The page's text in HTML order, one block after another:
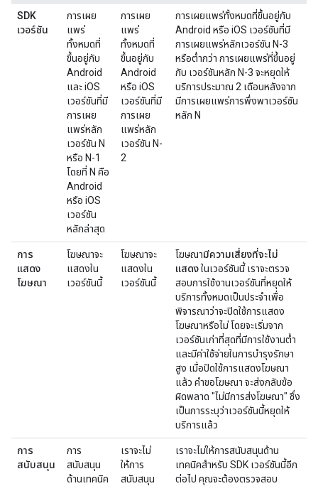
SDK
เวอร์ชัน
การเผย
แพร่
ทั้งหมดที่
ขึ้นอยู่กับ
Android
และ iOS
เวอร์ชันที่มี
การเผย
แพร่หลัก
เวอร์ชัน N
หรือ N-1
โดยที่ N คือ
Android
หรือ iOS
เวอร์ชัน
หลักล่าสุด
การเผย
แพร่
ทั้งหมดที่
ขึ้นอยู่กับ
Android
หรือ iOS
เวอร์ชันที่มี
การเผย
แพร่หลัก
เวอร์ชัน N-
2
การเผยแพร่ทั้งหมดที่ขึ้นอยู่กับ
Android หรือ iOS เวอร์ชันที่มี
การเผยแพร่หลักเวอร์ชัน N-3
หรือต่ำกว่า การเผยแพร่ที่ขึ้นอยู่
กับ เวอร์ชันหลัก N-3 จะหยุดให้
บริการประมาณ 2 เดือนหลังจาก
มีการเผยแพร่การพึ่งพาเวอร์ชัน
หลัก N
การ
แสดง
โฆษณา
โฆษณาจะ
แสดงใน
เวอร์ชันนี้
โฆษณาจะ
แสดงใน
เวอร์ชันนี้
โฆษณามีความเสี่ยงที่จะไม่
แสดงในเวอร์ชันนี้ เราจะตรวจ
สอบการใช้งานเวอร์ชันที่หยุดให้
บริการทั้งหมดเป็นประจำเพื่อ
พิจารณาว่าจะปิดใช้การแสดง
โฆษณาหรือไม่ โดยจะเริ่มจาก
เวอร์ชันเก่าที่สุดที่มีการใช้งานต่ำ
และมีค่าใช้จ่ายในการบำรุงรักษา
สูง เมื่อปิดใช้การแสดงโฆษณา
แล้ว คำขอโฆษณา จะส่งกลับข้อ
ผิดพลาด "ไม่มีการส่งโฆษณา" ซึ่ง
เป็นการระบุว่าเวอร์ชันนี้หยุดให้
บริการแล้ว
การ
สนับสนุน
การ
สนับสนุน
ด้านเทคนิค
เราจะไม่
ให้การ
สนับสนุน
เราจะไม่ให้การสนับสนุนด้าน
เทคนิคสำหรับ SDK เวอร์ชันนี้อีก
ต่อไป คุณจะต้องตรวจสอบ